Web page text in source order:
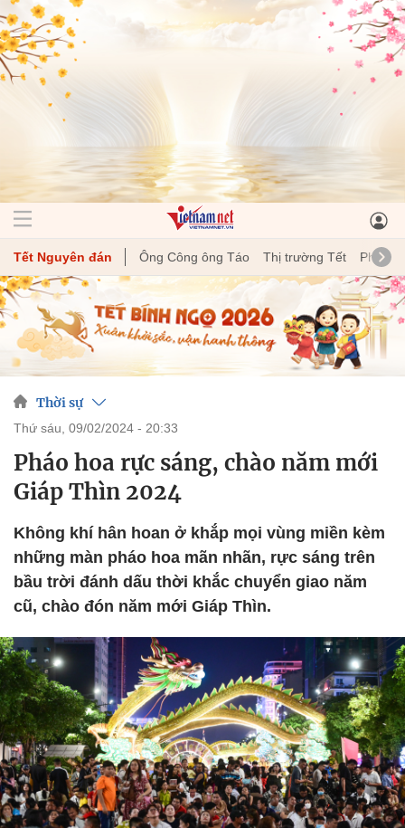
Tết Nguyên đán Ông Công ông Táo Thị trường Tết Phong
Thời sự
thứ sáu, 09/02/2024 - 20:33
Pháo hoa rực sáng, chào năm mới
Giáp Thìn 2024
Không khí hân hoan ở khắp mọi vùng miền kèm
những màn pháo hoa mãn nhãn, rực sáng trên
bầu trời đánh dấu thời khắc chuyển giao năm
cũ, chào đón năm mới Giáp Thìn.